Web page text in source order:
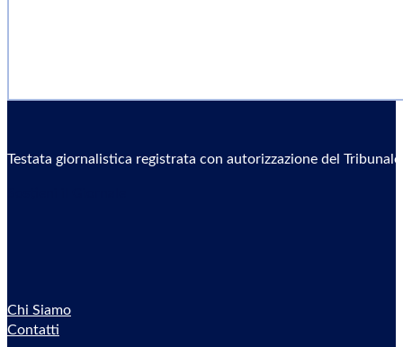
Testata giornalistica registrata con autorizzazione del
Chi Siamo
Contatti